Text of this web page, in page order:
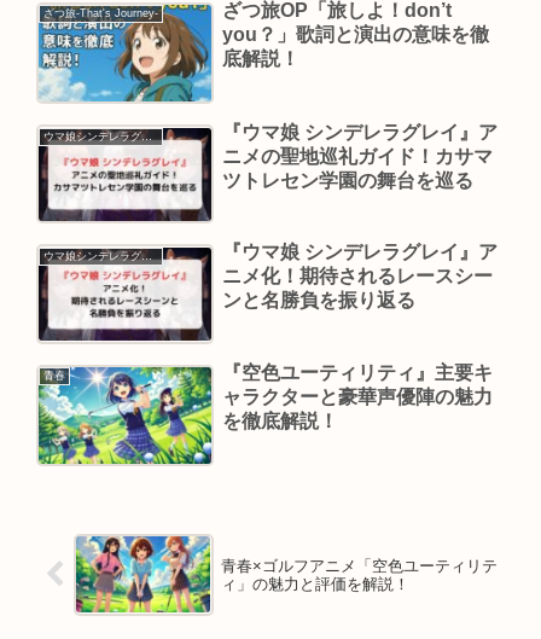
ざつ旅-That's Journey-
ざつ旅OP「旅しよ！don’t
you？」歌詞と演出の意味を徹
底解説！
ウマ娘シンデレラグレイ
『ウマ娘 シンデレラグレイ』ア
ニメの聖地巡礼ガイド！カサマ
ツトレセン学園の舞台を巡る
ウマ娘シンデレラグレイ
『ウマ娘 シンデレラグレイ』ア
ニメ化！期待されるレースシー
ンと名勝負を振り返る
青春
『空色ユーティリティ』主要キ
ャラクターと豪華声優陣の魅力
を徹底解説！
青春×ゴルフアニメ「空色ユーティリテ
ィ」の魅力と評価を解説！